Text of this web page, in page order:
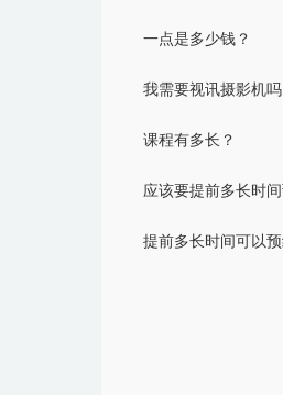
一点是多少钱？
我需要视讯摄影机吗
课程有多长？
应该要提前多长时
提前多长时间可以预